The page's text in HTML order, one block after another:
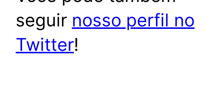
seguir nosso perfil no
Twitter!